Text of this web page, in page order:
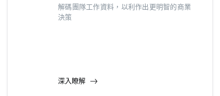
解碼團隊工作資料，以利作出更明智的商業
決策
深入瞭解